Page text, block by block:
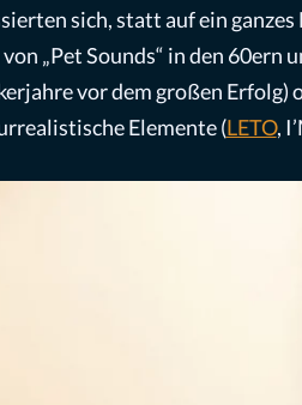
sich, statt auf ein
„Pet Sounds“ in den 60ern
vor dem großen
Elemente (LETO,